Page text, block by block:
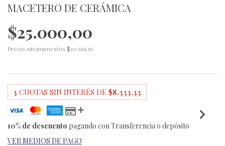
MACETERO DE CERÁMICA
$25.000,00
Precio sin impuestos $20.661,16
3 CUOTAS SIN INTERÉS DE $8.333,33
10% de descuento pagando con Transferencia o depósito
VER MEDIOS DE PAGO